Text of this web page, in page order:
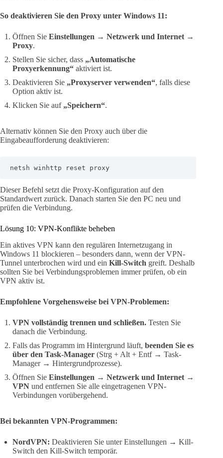
So deaktivieren Sie den Proxy unter Windows 11:
Öffnen Sie Einstellungen → Netzwerk und Internet →
Proxy.
Stellen Sie sicher, dass „Automatische
Proxyerkennung“ aktiviert ist.
Deaktivieren Sie „Proxyserver verwenden“, falls diese
Option aktiv ist.
Klicken Sie auf „Speichern“.
Alternativ können Sie den Proxy auch über die
Eingabeaufforderung deaktivieren:
netsh winhttp reset proxy
Dieser Befehl setzt die Proxy-Konfiguration auf den
Standardwert zurück. Danach starten Sie den PC neu und
prüfen die Verbindung.
Lösung 10: VPN-Konflikte beheben
Ein aktives VPN kann den regulären Internetzugang in
Windows 11 blockieren – besonders dann, wenn der VPN-
Tunnel unterbrochen wird und ein Kill-Switch greift. Deshalb
sollten Sie bei Verbindungsproblemen immer prüfen, ob ein
VPN aktiv ist.
Empfohlene Vorgehensweise bei VPN-Problemen:
VPN vollständig trennen und schließen. Testen Sie
danach die Verbindung.
Falls das Programm im Hintergrund läuft, beenden Sie es
über den Task-Manager (Strg + Alt + Entf → Task-
Manager → Hintergrundprozesse).
Öffnen Sie Einstellungen → Netzwerk und Internet →
VPN und entfernen Sie alle eingetragenen VPN-
Verbindungen vorübergehend.
Bei bekannten VPN-Programmen:
NordVPN: Deaktivieren Sie unter Einstellungen → Kill-
Switch den Kill-Switch temporär.